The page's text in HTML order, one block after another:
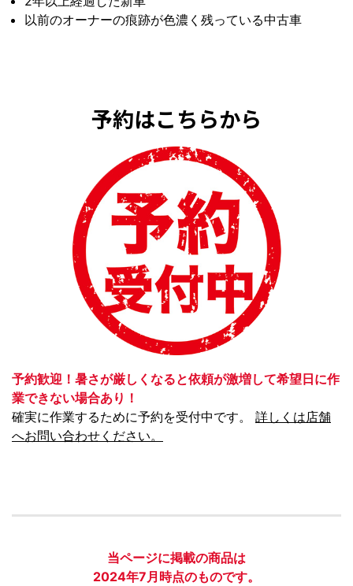
以前のオーナーの痕跡が色濃く残っている中古車
予約はこちらから
予約歓迎！暑さが厳しくなると依頼が激増して希望日に作
業できない場合あり！
確実に作業するために予約を受付中です。 詳しくは店舗
へお問い合わせください。
当ページに掲載の商品は
2024年7月時点のものです。